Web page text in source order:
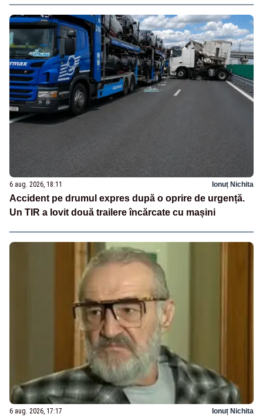
6 aug. 2026, 18:11 Ionuț Nichita
Accident pe drumul expres după o oprire de urgență.
Un TIR a lovit două trailere încărcate cu mașini
6 aug. 2026, 17:17 Ionuț Nichita